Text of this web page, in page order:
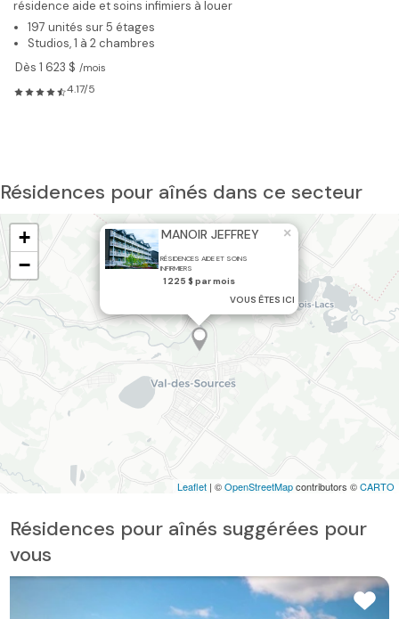
résidence aide et soins infimiers à louer
197 unités sur 5 étages
Studios, 1 à 2 chambres
Dès 1 623 $ /mois
4.17/5
Résidences pour aînés dans ce secteur
MANOIR JEFFREY
RÉSIDENCES AIDE ET SOINS
INFIRMIERS
VOUS ÊTES ICI
1 225 $ par mois
×
+
−
Leaflet | ©OpenStreetMapcontributors ©CARTO
Résidences pour aînés suggérées pour
vous